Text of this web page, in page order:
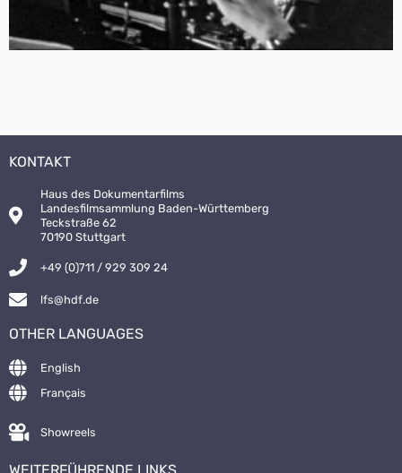
KONTAKT
Haus des Dokumentarfilms
Landesfilmsammlung Baden-Württemberg
Teckstraße 62
70190 Stuttgart
+49 (0)711 / 929 309 24
lfs@hdf.de
OTHER LANGUAGES
English
Français
Showreels